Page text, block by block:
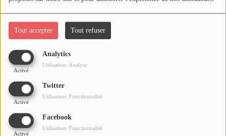
Tout accepter Tout refuser
Analytics
Activé
Utilisation: Analyse
Twitter
Activé
Utilisation: Fonctionnalité
Facebook
Activé
Utilisation: Fonctionnalité
Ed Sheeran propose la ballade "Perfect"
pour la rentrée
son album "As You Were"